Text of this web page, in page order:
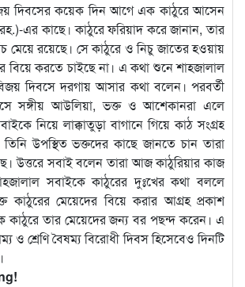
দিবসের কয়েক দিন আগে এক কাঠুরে আসেন
এর কাছে। কাঠুরে ফরিয়াদ করে জানান, তার
মেয়ে রয়েছে। সে কাঠুরে ও নিচু জাতের হওয়ায়
বিয়ে করতে চাইছে না। এ কথা শুনে শাহজালাল
দিবসে দরগায় আসার কথা বলেন। পরবর্তী
সঙ্গীয় আউলিয়া, ভক্ত ও আশেকানরা এলে
নিয়ে লাক্কাতুড়া বাগানে গিয়ে কাঠ সংগ্রহ
উপস্থিত ভক্তদের কাছে জানতে চান তারা
উত্তরে সবাই বলেন তারা আজ কাঠুরিয়ার কাজ
সবাইকে কাঠুরের দুঃখের কথা বললে
কাঠুরের মেয়েদের বিয়ে করার আগ্রহ প্রকাশ
কাঠুরে তার মেয়েদের জন্য বর পছন্দ করেন। এ
ও শ্রেণি বৈষম্য বিরোধী দিবস হিসেবেও দিনটি